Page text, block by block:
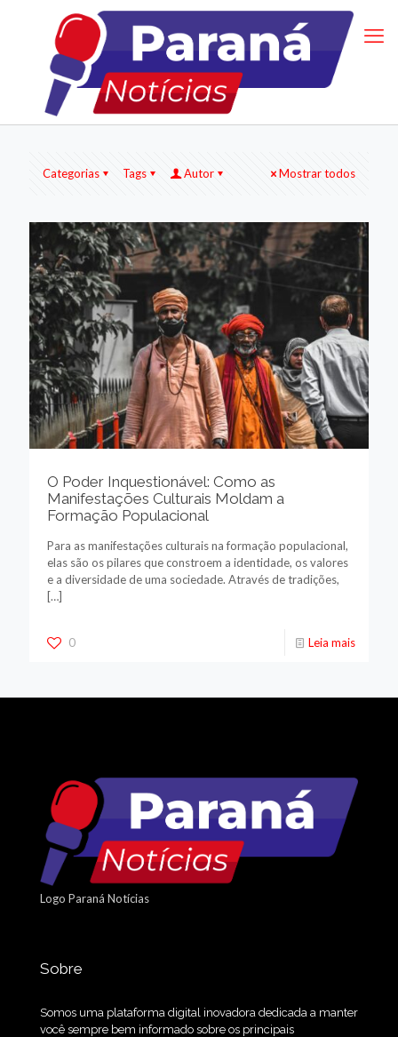
Categorias Tags Autor Mostrar todos
O Poder Inquestionável: Como as
Manifestações Culturais Moldam a
Formação Populacional
Para as manifestações culturais na formação populacional,
elas são os pilares que constroem a identidade, os valores
e a diversidade de uma sociedade. Através de tradições,
[…]
0 Leia mais
Logo Paraná Notícias
Sobre
Somos uma plataforma digital inovadora dedicada a manter
você sempre bem informado sobre os principais